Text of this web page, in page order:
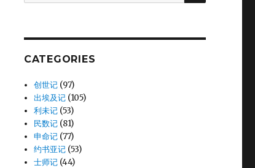
CATEGORIES
创世记 (97)
出埃及记 (105)
利未记 (53)
民数记 (81)
申命记 (77)
约书亚记 (53)
士师记 (44)